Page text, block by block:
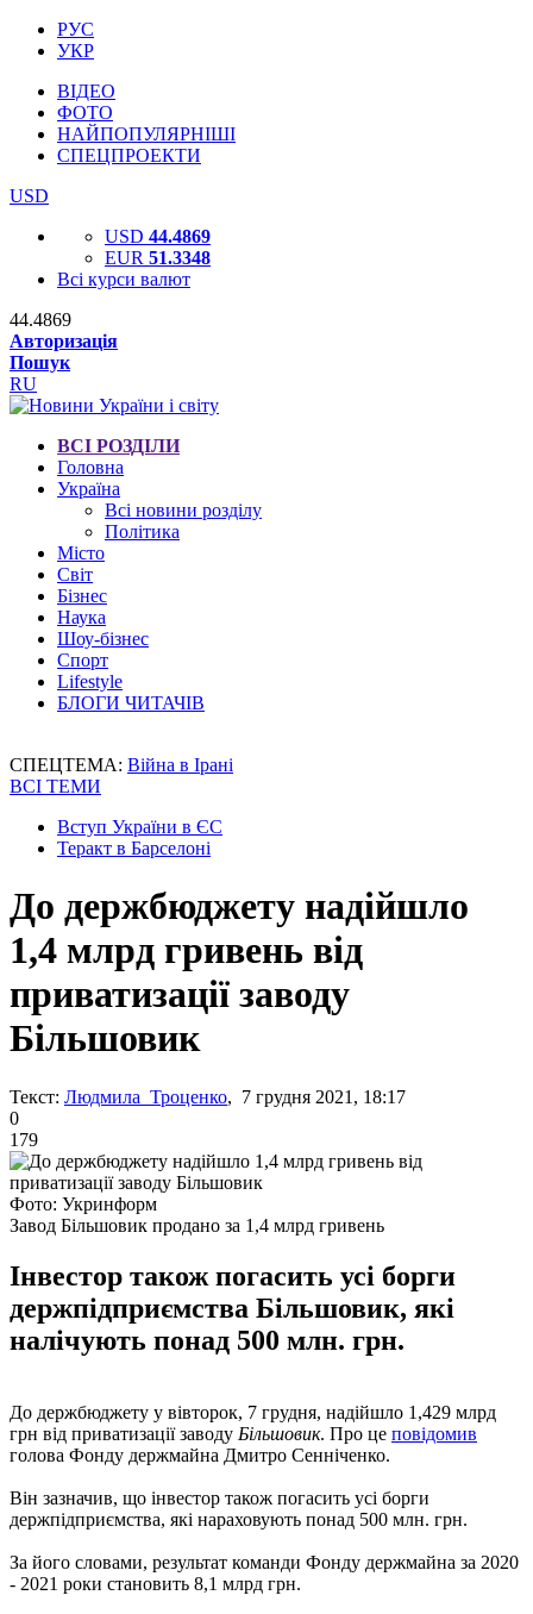
РУС
УКР
ВІДЕО
ФОТО
НАЙПОПУЛЯРНІШІ
СПЕЦПРОЕКТИ
USD
USD 44.4869
EUR 51.3348
Всі курси валют
44.4869
Авторизація
Пошук
RU
ВСІ РОЗДІЛИ
Головна
Україна
Всі новини розділу
Політика
Місто
Світ
Бізнес
Наука
Шоу-бізнес
Спорт
Lifestyle
БЛОГИ ЧИТАЧІВ
СПЕЦТЕМА: Війна в Ірані
ВСІ ТЕМИ
Вступ України в ЄС
Теракт в Барселоні
До держбюджету надійшло
1,4 млрд гривень від
приватизації заводу
Більшовик
Текст: Людмила Троценко, 7 грудня 2021, 18:17
0
179
Фото: Укринформ
Завод Більшовик продано за 1,4 млрд гривень
Інвестор також погасить усі борги
держпідприємства Більшовик, які
налічують понад 500 млн. грн.
До держбюджету у вівторок, 7 грудня, надійшло 1,429 млрд
грн від приватизації заводу Більшовик. Про це повідомив
голова Фонду держмайна Дмитро Сенніченко.
Він зазначив, що інвестор також погасить усі борги
держпідприємства, які нараховують понад 500 млн. грн.
За його словами, результат команди Фонду держмайна за 2020
- 2021 роки становить 8,1 млрд грн.